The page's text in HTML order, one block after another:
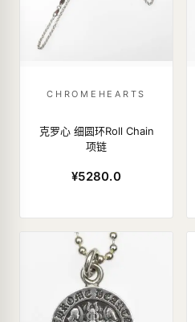
CHROMEHEARTS
克罗心 细圆环Roll Chain
项链
¥5280.0